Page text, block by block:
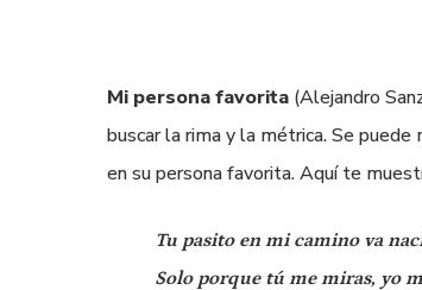
Mi persona favorita (Alejandro
buscar la rima y la métrica. Se puede
en su persona favorita. Aquí te
Tu pasito en mi camino va
Solo porque tú me miras, yo